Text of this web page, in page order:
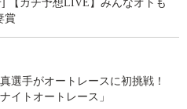
【ガチ予想LIVE】みんなオトも
賞
選手がオートレースに初挑戦！
イトオートレース」